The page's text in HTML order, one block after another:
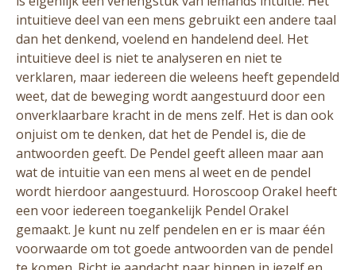
intuitieve deel van een mens gebruikt een andere taal
dan het denkend, voelend en handelend deel. Het
intuitieve deel is niet te analyseren en niet te
verklaren, maar iedereen die weleens heeft gependeld
weet, dat de beweging wordt aangestuurd door een
onverklaarbare kracht in de mens zelf. Het is dan ook
onjuist om te denken, dat het de Pendel is, die de
antwoorden geeft. De Pendel geeft alleen maar aan
wat de intuitie van een mens al weet en de pendel
wordt hierdoor aangestuurd. Horoscoop Orakel heeft
een voor iedereen toegankelijk Pendel Orakel
gemaakt. Je kunt nu zelf pendelen en er is maar één
voorwaarde om tot goede antwoorden van de pendel